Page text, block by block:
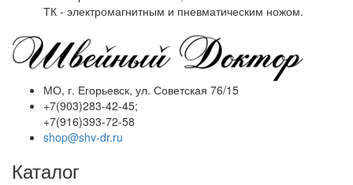
ТК - электромагнитным и пневматическим ножом.
МО, г. Егорьевск, ул. Советская 76/15
+7(903)283-42-45;
+7(916)393-72-58
shop@shv-dr.ru
Каталог